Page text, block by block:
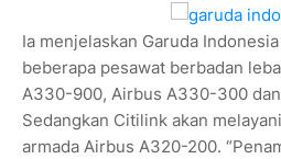
Ia menjelaskan Garuda
beberapa pesawat berbadan
A330-900, Airbus A330-300
Sedangkan Citilink akan
armada Airbus A320-200.